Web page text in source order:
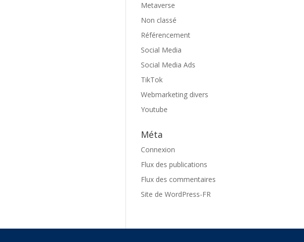
Metaverse
Non classé
Référencement
Social Media
Social Media Ads
TikTok
Webmarketing divers
Youtube
Méta
Connexion
Flux des publications
Flux des commentaires
Site de WordPress-FR